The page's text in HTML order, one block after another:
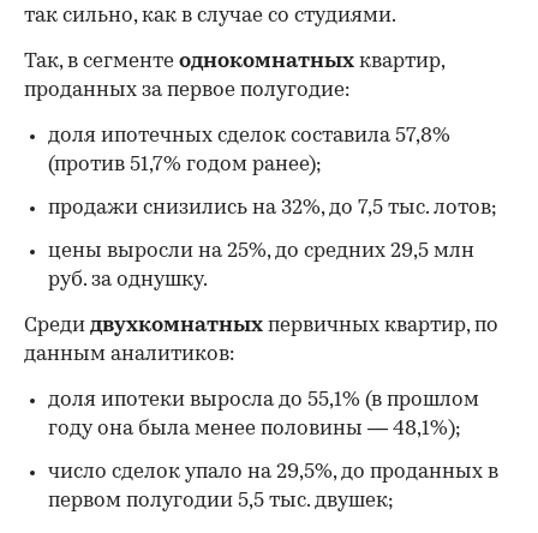
так сильно, как в случае со студиями.
Так, в сегменте однокомнатных квартир,
проданных за первое полугодие:
доля ипотечных сделок составила 57,8%
(против 51,7% годом ранее);
продажи снизились на 32%, до 7,5 тыс. лотов;
цены выросли на 25%, до средних 29,5 млн
руб. за однушку.
Среди двухкомнатных первичных квартир, по
данным аналитиков:
доля ипотеки выросла до 55,1% (в прошлом
году она была менее половины — 48,1%);
число сделок упало на 29,5%, до проданных в
первом полугодии 5,5 тыс. двушек;